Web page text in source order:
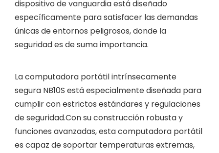
dispositivo de vanguardia está diseñado
específicamente para satisfacer las demandas
únicas de entornos peligrosos, donde la
seguridad es de suma importancia.
La computadora portátil intrínsecamente
segura NB10S está especialmente diseñada para
cumplir con estrictos estándares y regulaciones
de seguridad.Con su construcción robusta y
funciones avanzadas, esta computadora portátil
es capaz de soportar temperaturas extremas,